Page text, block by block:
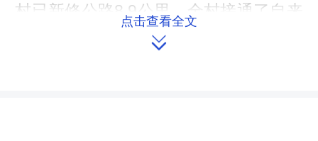
村已新修公路8.9公里，全村接通了自来
水，光伏发电即将投入营运,村活动室已
点击查看全文
